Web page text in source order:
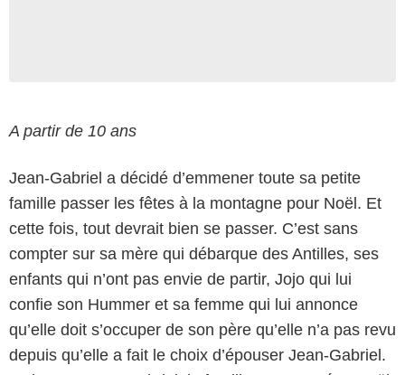
A partir de 10 ans
Jean-Gabriel a décidé d’emmener toute sa petite
famille passer les fêtes à la montagne pour Noël. Et
cette fois, tout devrait bien se passer. C’est sans
compter sur sa mère qui débarque des Antilles, ses
enfants qui n’ont pas envie de partir, Jojo qui lui
confie son Hummer et sa femme qui lui annonce
qu’elle doit s’occuper de son père qu’elle n’a pas revu
depuis qu’elle a fait le choix d’épouser Jean-Gabriel.